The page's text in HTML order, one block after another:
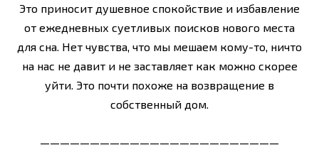
————————————————————————